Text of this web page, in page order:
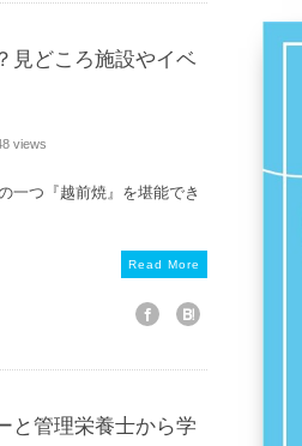
見どころ施設やイベ
views
一つ『越前焼』を堪能でき
Read More
と管理栄養士から学